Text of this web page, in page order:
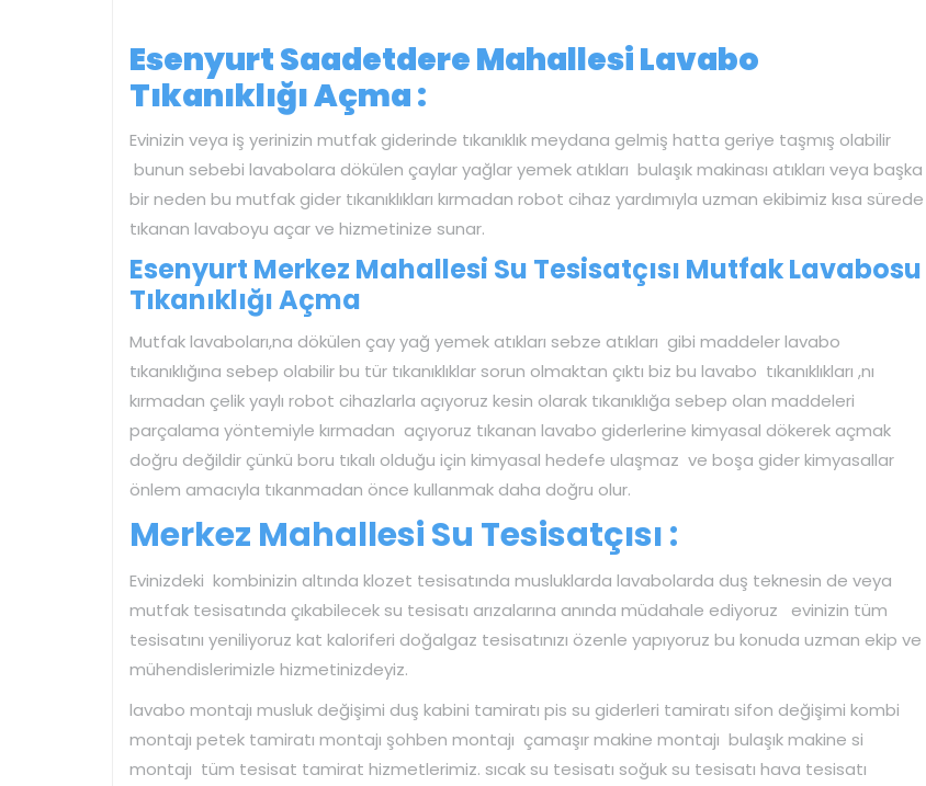
Esenyurt Saadetdere Mahallesi Lavabo
Tıkanıklığı Açma :
Evinizin veya iş yerinizin mutfak giderinde tıkanıklık meydana gelmiş hatta geriye taşmış olabilir
bunun sebebi lavabolara dökülen çaylar yağlar yemek atıkları bulaşık makinası atıkları veya başka
bir neden bu mutfak gider tıkanıklıkları kırmadan robot cihaz yardımıyla uzman ekibimiz kısa sürede
tıkanan lavaboyu açar ve hizmetinize sunar.
Esenyurt Merkez Mahallesi Su Tesisatçısı Mutfak Lavabosu
Tıkanıklığı Açma
Mutfak lavaboları,na dökülen çay yağ yemek atıkları sebze atıkları gibi maddeler lavabo
tıkanıklığına sebep olabilir bu tür tıkanıklıklar sorun olmaktan çıktı biz bu lavabo tıkanıklıkları ,nı
kırmadan çelik yaylı robot cihazlarla açıyoruz kesin olarak tıkanıklığa sebep olan maddeleri
parçalama yöntemiyle kırmadan açıyoruz tıkanan lavabo giderlerine kimyasal dökerek açmak
doğru değildir çünkü boru tıkalı olduğu için kimyasal hedefe ulaşmaz ve boşa gider kimyasallar
önlem amacıyla tıkanmadan önce kullanmak daha doğru olur.
Merkez Mahallesi Su Tesisatçısı :
Evinizdeki kombinizin altında klozet tesisatında musluklarda lavabolarda duş teknesin de veya
mutfak tesisatında çıkabilecek su tesisatı arızalarına anında müdahale ediyoruz evinizin tüm
tesisatını yeniliyoruz kat kaloriferi doğalgaz tesisatınızı özenle yapıyoruz bu konuda uzman ekip ve
mühendislerimizle hizmetinizdeyiz.
lavabo montajı musluk değişimi duş kabini tamiratı pis su giderleri tamiratı sifon değişimi kombi
montajı petek tamiratı montajı şohben montajı çamaşır makine montajı bulaşık makine si
montajı tüm tesisat tamirat hizmetlerimiz. sıcak su tesisatı soğuk su tesisatı hava tesisatı